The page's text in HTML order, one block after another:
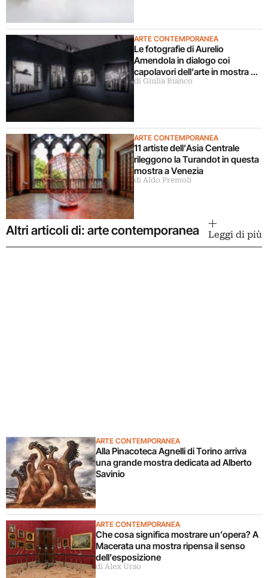
ARTE CONTEMPORANEA
Le fotografie di Aurelio
Amendola in dialogo coi
capolavori dell’arte in mostra a
Milano
di Giulia Bianco
ARTE CONTEMPORANEA
11 artiste dell’Asia Centrale
rileggono la Turandot in questa
mostra a Venezia
di Aldo Premoli
Altri articoli di: arte contemporanea Leggi di più
ARTE CONTEMPORANEA
Alla Pinacoteca Agnelli di Torino arriva
una grande mostra dedicata ad Alberto
Savinio
ARTE CONTEMPORANEA
Che cosa significa mostrare un’opera? A
Macerata una mostra ripensa il senso
dell’esposizione
di Alex Urso